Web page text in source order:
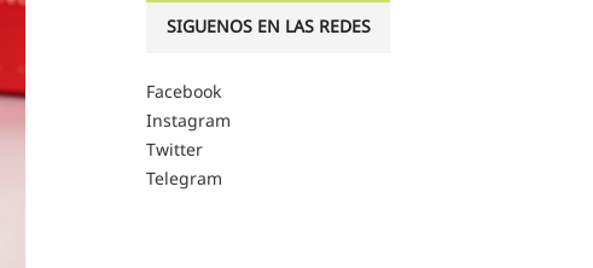
SIGUENOS EN LAS REDES
Facebook
Instagram
Twitter
Telegram